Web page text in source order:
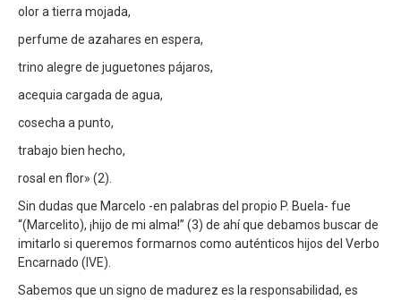
olor a tierra mojada,
perfume de azahares en espera,
trino alegre de juguetones pájaros,
acequia cargada de agua,
cosecha a punto,
trabajo bien hecho,
rosal en flor» (2).
Sin dudas que Marcelo -en palabras del propio P. Buela- fue
“(Marcelito), ¡hijo de mi alma!” (3) de ahí que debamos buscar de
imitarlo si queremos formarnos como auténticos hijos del Verbo
Encarnado (IVE).
Sabemos que un signo de madurez es la responsabilidad, es